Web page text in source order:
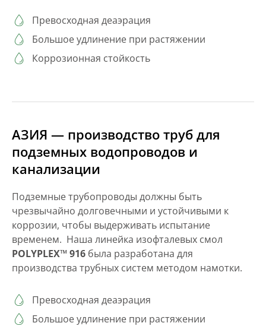
Превосходная деаэрация
Большое удлинение при растяжении
Коррозионная стойкость
АЗИЯ — производство труб для
подземных водопроводов и
канализации
Подземные трубопроводы должны быть
чрезвычайно долговечными и устойчивыми к
коррозии, чтобы выдерживать испытание
временем. Наша линейка изофталевых смол
POLYPLEX™ 916 была разработана для
производства трубных систем методом намотки.
Превосходная деаэрация
Большое удлинение при растяжении